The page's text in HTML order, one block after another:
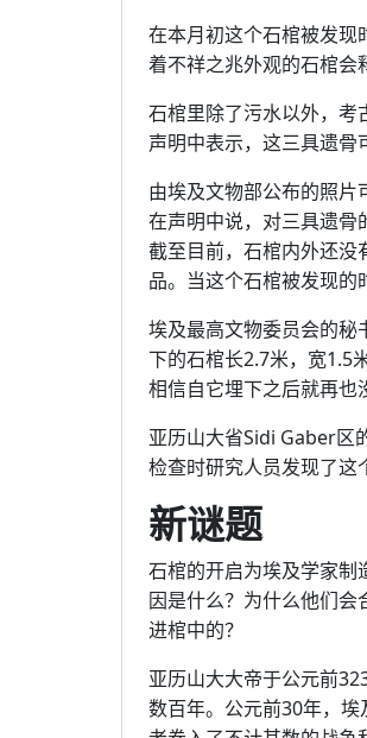
在本月初这个石棺被发现
着不祥之兆外观的石棺会
石棺里除了污水以外，考
声明中表示，这三具遗骨
由埃及文物部公布的照
在声明中说，对三具遗骨
截至目前，石棺内外还没
品。当这个石棺被发现的
埃及最高文物委员会的
下的石棺长2.7米，宽1.5
相信自它埋下之后就再也
亚历山大省Sidi Gaber区
检查时研究人员发现了这
新谜题
石棺的开启为埃及学家制
因是什么？为什么他们
进棺中的？
亚历山大大帝于公元前
数百年。公元前30年，